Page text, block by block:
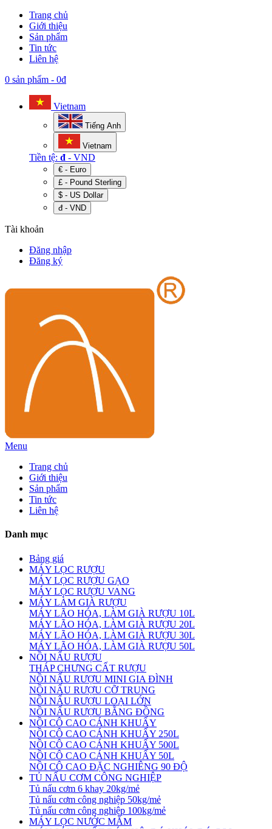
Trang chủ
Giới thiệu
Sản phẩm
Tin tức
Liên hệ
0 sản phẩm - 0đ
Vietnam
Tiếng Anh
Vietnam
Tiền tệ: đ - VND
€ - Euro
£ - Pound Sterling
$ - US Dollar
đ - VND
Tài khoản
Đăng nhập
Đăng ký
Menu
Trang chủ
Giới thiệu
Sản phẩm
Tin tức
Liên hệ
Danh mục
Bảng giá
MÁY LỌC RƯỢU
MÁY LỌC RƯỢU GẠO
MÁY LỌC RƯỢU VANG
MÁY LÀM GIÀ RƯỢU
MÁY LÃO HÓA, LÀM GIÀ RƯỢU 10L
MÁY LÃO HÓA, LÀM GIÀ RƯỢU 20L
MÁY LÃO HÓA, LÀM GIÀ RƯỢU 30L
MÁY LÃO HÓA, LÀM GIÀ RƯỢU 50L
NỒI NẤU RƯỢU
THÁP CHƯNG CẤT RƯỢU
NỒI NẤU RƯỢU MINI GIA ĐÌNH
NỒI NẤU RƯỢU CỠ TRUNG
NỒI NẤU RƯỢU LOẠI LỚN
NỒI NẤU RƯỢU BẰNG ĐỒNG
NỒI CÔ CAO CÁNH KHUẤY
NỒI CÔ CAO CÁNH KHUẤY 250L
NỒI CÔ CAO CÁNH KHUẤY 500L
NỒI CÔ CAO CÁNH KHUẤY 50L
NỒI CÔ CAO ĐẶC NGHIÊNG 90 ĐỘ
TỦ NẤU CƠM CÔNG NGHIỆP
Tủ nấu cơm 6 khay 20kg/mẻ
Tủ nấu cơm công nghiệp 50kg/mẻ
Tủ nấu cơm công nghiệp 100kg/mẻ
MÁY LỌC NƯỚC MẮM